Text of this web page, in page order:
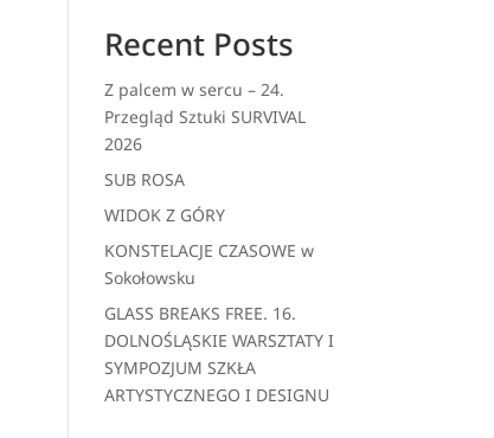
Recent Posts
Z palcem w sercu – 24.
Przegląd Sztuki SURVIVAL
2026
SUB ROSA
WIDOK Z GÓRY
KONSTELACJE CZASOWE w
Sokołowsku
GLASS BREAKS FREE. 16.
DOLNOŚLĄSKIE WARSZTATY I
SYMPOZJUM SZKŁA
ARTYSTYCZNEGO I DESIGNU